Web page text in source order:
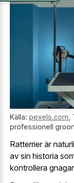
Källa: pexels.com
professionell
Ratterrier är
av sin historia
kontrollera